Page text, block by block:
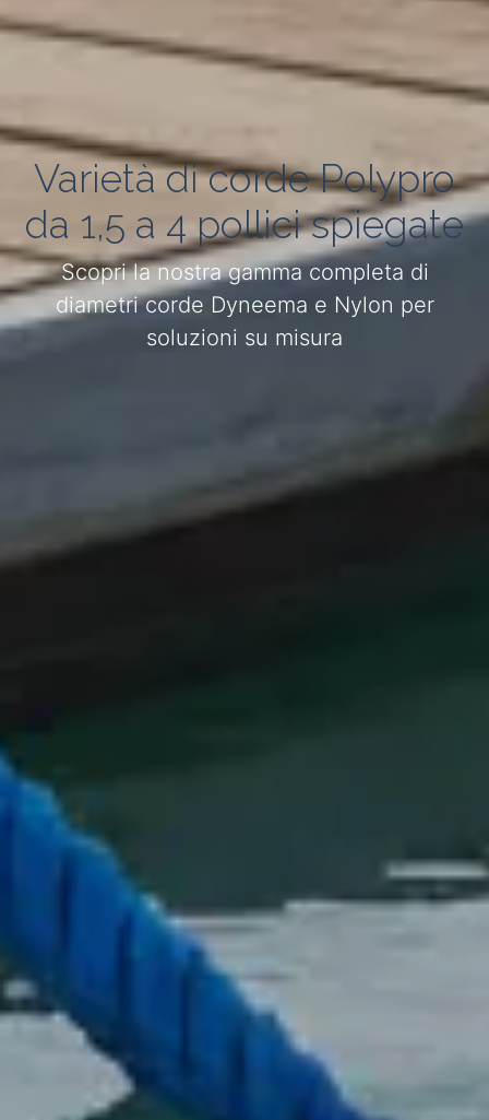
Varietà di corde Polypro
da 1,5 a 4 pollici spiegate
Scopri la nostra gamma completa di
diametri corde Dyneema e Nylon per
soluzioni su misura